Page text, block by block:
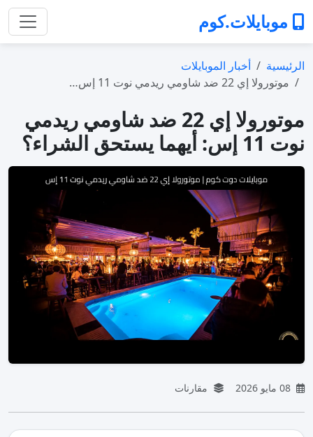
موبايلات.كوم
الرئيسية
أخبار الموبايلات
موتورولا إي 22 ضد شاومي ريدمي نوت 11 إس…
موتورولا إي 22 ضد شاومي ريدمي
نوت 11 إس: أيهما يستحق الشراء؟
مقارنات